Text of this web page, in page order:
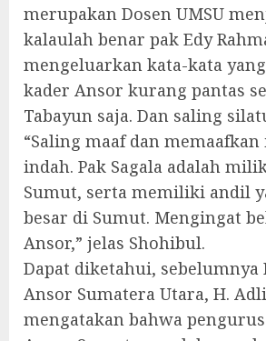
merupakan Dosen UMSU
kalaulah benar pak Edy
mengeluarkan kata-kata
kader Ansor kurang pantas
Tabayun saja. Dan saling
“Saling maaf dan
indah. Pak Sagala adalah
Sumut, serta memiliki andil
besar di Sumut. Mengingat
Ansor,” jelas Shohibul.
Dapat diketahui, sebelumnya
Ansor Sumatera Utara, H.
mengatakan bahwa